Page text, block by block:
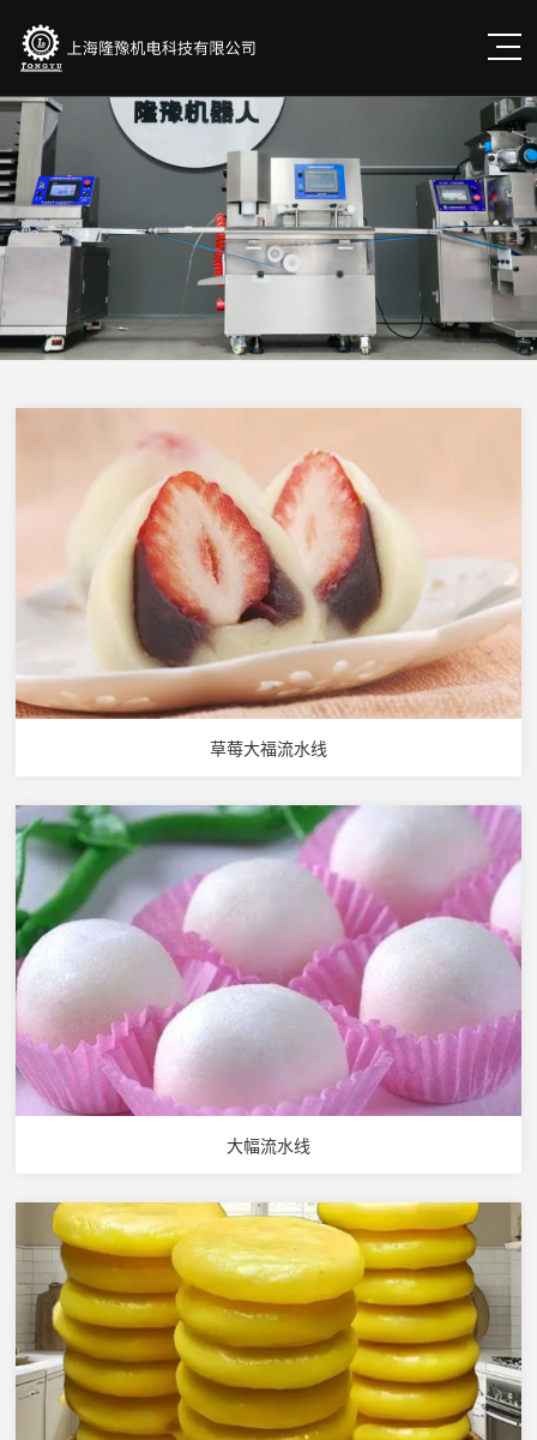
草莓大福流水线
大幅流水线